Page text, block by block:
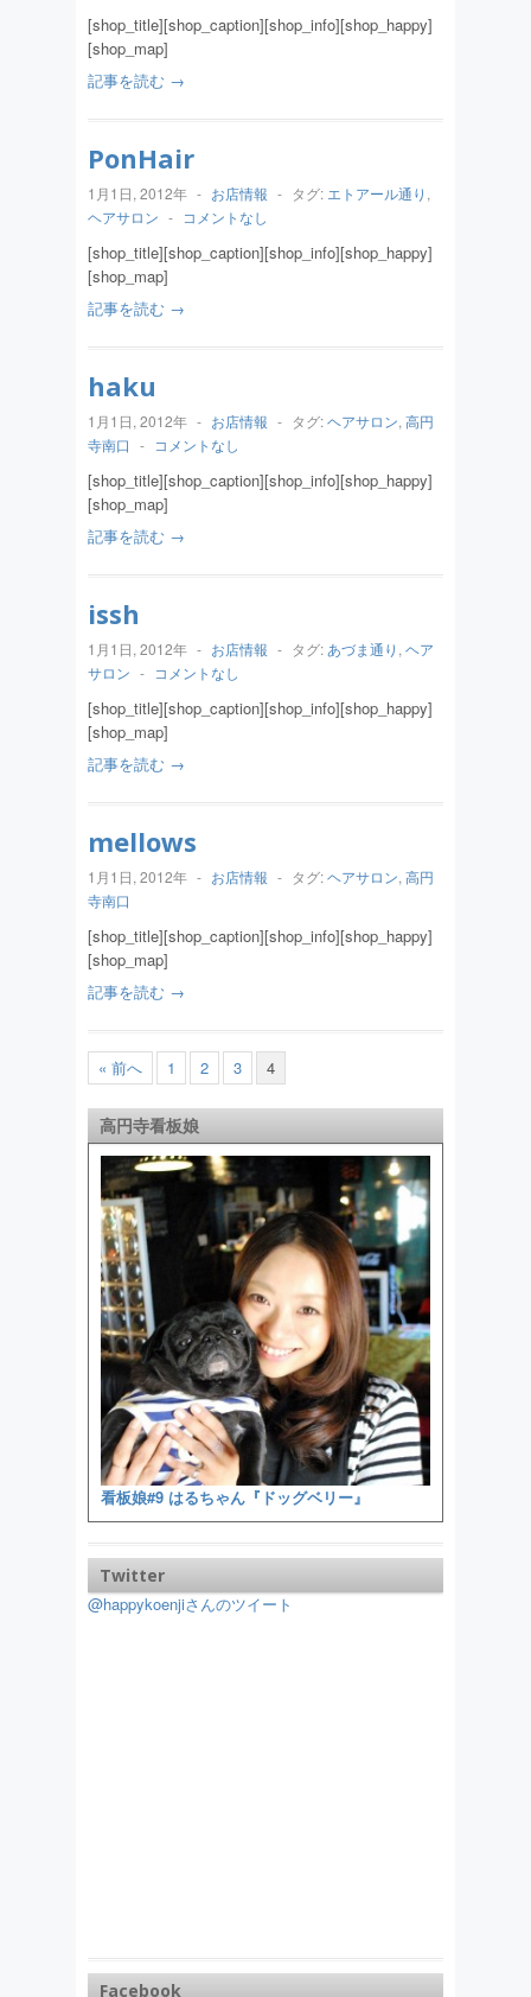
[shop_title][shop_caption][shop_info][shop_happy]
[shop_map]
記事を読む →
PonHair
1月1日, 2012年 - お店情報 - タグ: エトアール通り ,
ヘアサロン - コメントなし
[shop_title][shop_caption][shop_info][shop_happy]
[shop_map]
記事を読む →
haku
1月1日, 2012年 - お店情報 - タグ:ヘアサロン, 高円
寺南口 - コメントなし
[shop_title][shop_caption][shop_info][shop_happy]
[shop_map]
記事を読む →
issh
1月1日, 2012年 - お店情報 - タグ: あづま通り , ヘア
サロン - コメントなし
[shop_title][shop_caption][shop_info][shop_happy]
[shop_map]
記事を読む →
mellows
1月1日, 2012年 - お店情報 - タグ:ヘアサロン, 高円
寺南口
[shop_title][shop_caption][shop_info][shop_happy]
[shop_map]
記事を読む →
« 前へ 1 2 3 4
高円寺看板娘
看板娘#9 はるちゃん『ドッグベリー』
Twitter
@happykoenjiさんのツイート
Facebook